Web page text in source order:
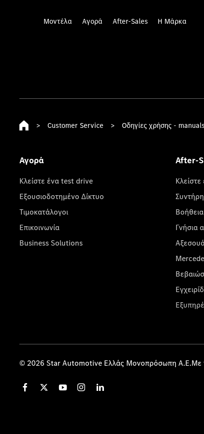
Μοντέλα Αγορά After-Sales Η Μάρκα
> Customer Service > Οδηγίες χρήσης -
Αγορά
Κλείστε ένα test drive
Εξουσιοδοτημένο Δίκτυο
Τιμοκατάλογοι
Επικοινωνία
Business Solutions
After-
Γνήσια
© 2026 Star Automotive Ελλάς Μονοπρόσωπη Α.Ε.Με